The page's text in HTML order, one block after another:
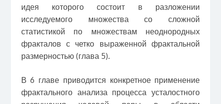
идея которого состоит в разложении
исследуемого множества со сложной
статистикой по множествам неоднородных
фракталов с четко выраженной фрактальной
размерностью (глава 5).
В 6 главе приводится конкретное применение
фрактального анализа процесса усталостного